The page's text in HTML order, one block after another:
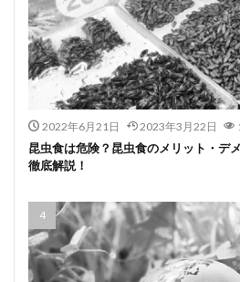
2022年6月21日 2023年3月22日
昆虫食は危険？昆虫食のメリット・デ
徹底解説！